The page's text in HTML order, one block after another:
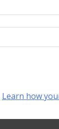
Learn how